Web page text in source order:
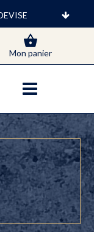
Mon panier